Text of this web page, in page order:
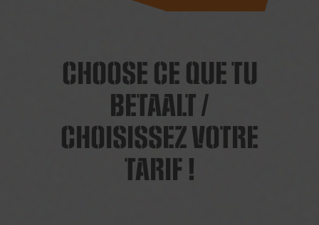
CHOOSE CE QUE TU
BETAALT /
CHOISISSEZ VOTRE
TARIF !